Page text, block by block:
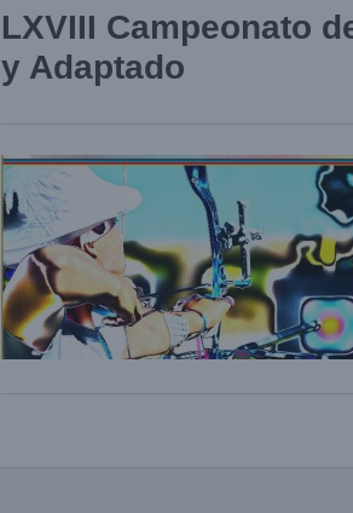
LXVIII Campeonato
y Adaptado